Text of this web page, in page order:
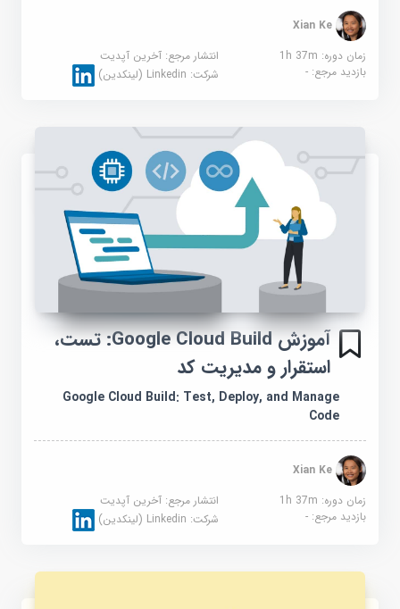
Xian Ke
زمان دوره: 1h 37m
انتشار مرجع:آخرین آپدیت
بازدید مرجع:- شرکت:Linkedin (لینکدین)
آموزش Google Cloud Build: تست،
استقرار و مدیریت کد
Google Cloud Build: Test, Deploy, and Manage
Code
Xian Ke
زمان دوره: 1h 37m
انتشار مرجع:آخرین آپدیت
بازدید مرجع:- شرکت:Linkedin (لینکدین)